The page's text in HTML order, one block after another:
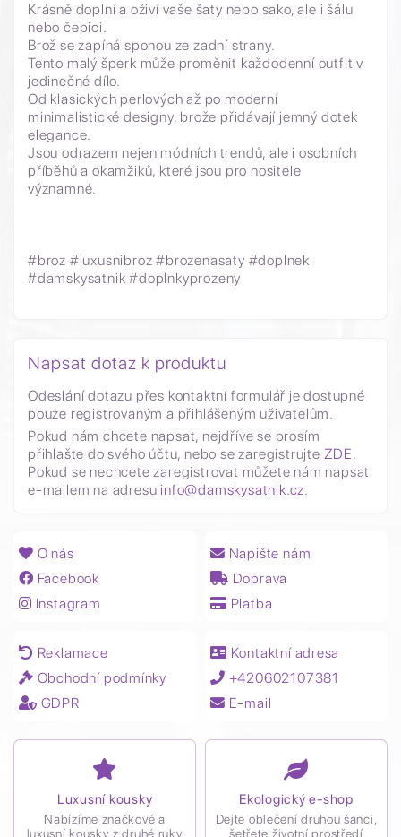
Krásně doplní a oživí vaše šaty nebo sako, ale i šálu
nebo čepici.
Brož se zapíná sponou ze zadní strany.
Tento malý šperk může proměnit každodenní outfit v
jedinečné dílo.
Od klasických perlových až po moderní
minimalistické designy, brože přidávají jemný dotek
elegance.
Jsou odrazem nejen módních trendů, ale i osobních
příběhů a okamžiků, které jsou pro nositele
významné.
#broz #luxusnibroz #brozenasaty #doplnek
#damskysatnik #doplnkyprozeny
Napsat dotaz k produktu
Odeslání dotazu přes kontaktní formulář je dostupné
pouze registrovaným a přihlášeným uživatelům.
Pokud nám chcete napsat, nejdříve se prosím
přihlašte do svého účtu, nebo se zaregistrujte ZDE.
Pokud se nechcete zaregistrovat můžete nám napsat
e-mailem na adresu info@damskysatnik.cz.
O nás
Facebook
Instagram
Napište nám
Doprava
Platba
Reklamace
Obchodní podmínky
GDPR
Kontaktní adresa
+420602107381
E-mail
Luxusní kousky
Nabízíme značkové a
luxusní kousky z druhé ruky
Ekologický e-shop
Dejte oblečení druhou šanci,
šetřete životní prostředí